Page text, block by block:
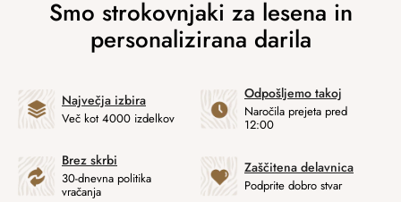
Največja izbira
Več kot 4000 izdelkov
Odpošljemo takoj
Naročila prejeta pred
12:00
Brez skrbi
30-dnevna politika
vračanja
Zaščitena delavnica
Podprite dobro stvar